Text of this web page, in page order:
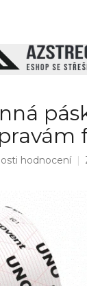
hodnocení